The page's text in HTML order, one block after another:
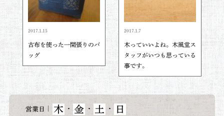
2017.1.15
古布を使った一閑張りのバ
ッグ
2017.1.7
木っていいよね。木風堂ス
タッフがいつも思っている
事です。
営業日 木 ・ 金 ・ 土 ・ 日